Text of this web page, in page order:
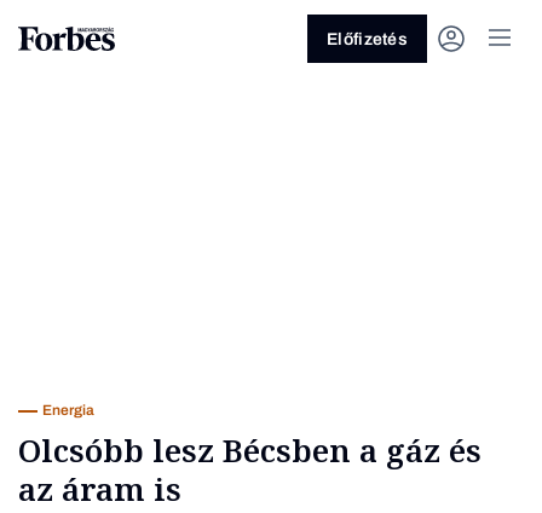
Előfizetés
Energia
Olcsóbb lesz Bécsben a gáz és
az áram is